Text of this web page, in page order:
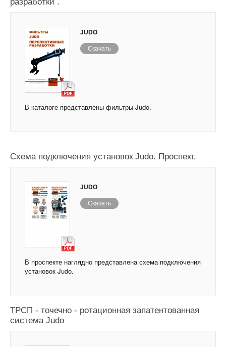
разработки .
JUDO
Скачать
В каталоге представлены фильтры Judo.
Схема подключения установок Judo. Проспект.
JUDO
Скачать
В проспекте наглядно представлена схема подключения
установок Judo.
ТРСП - точечно - ротационная запатентованная
система Judo